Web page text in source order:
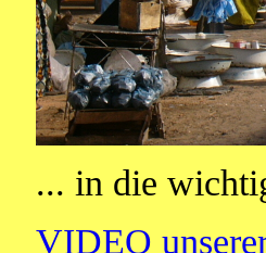
... in die
VIDEO